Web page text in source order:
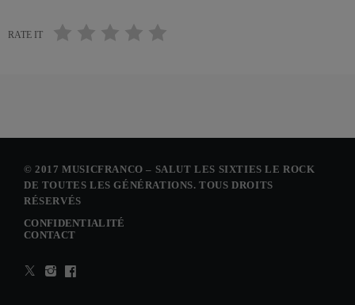
RATE IT
© 2017 MUSICFRANCO – SALUT LES SIXTIES LE ROCK
DE TOUTES LES GÉNÉRATIONS. TOUS DROITS
RÉSERVÉS
CONFIDENTIALITÉ
CONTACT